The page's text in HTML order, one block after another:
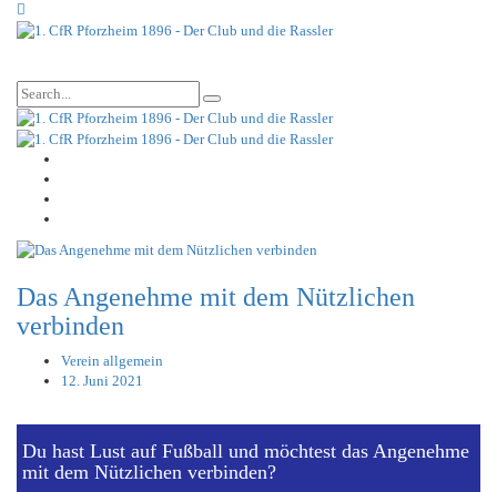
Das Angenehme mit dem Nützlichen
verbinden
Verein allgemein
12. Juni 2021
Du hast Lust auf Fußball und möchtest das Angenehme
mit dem Nützlichen verbinden?